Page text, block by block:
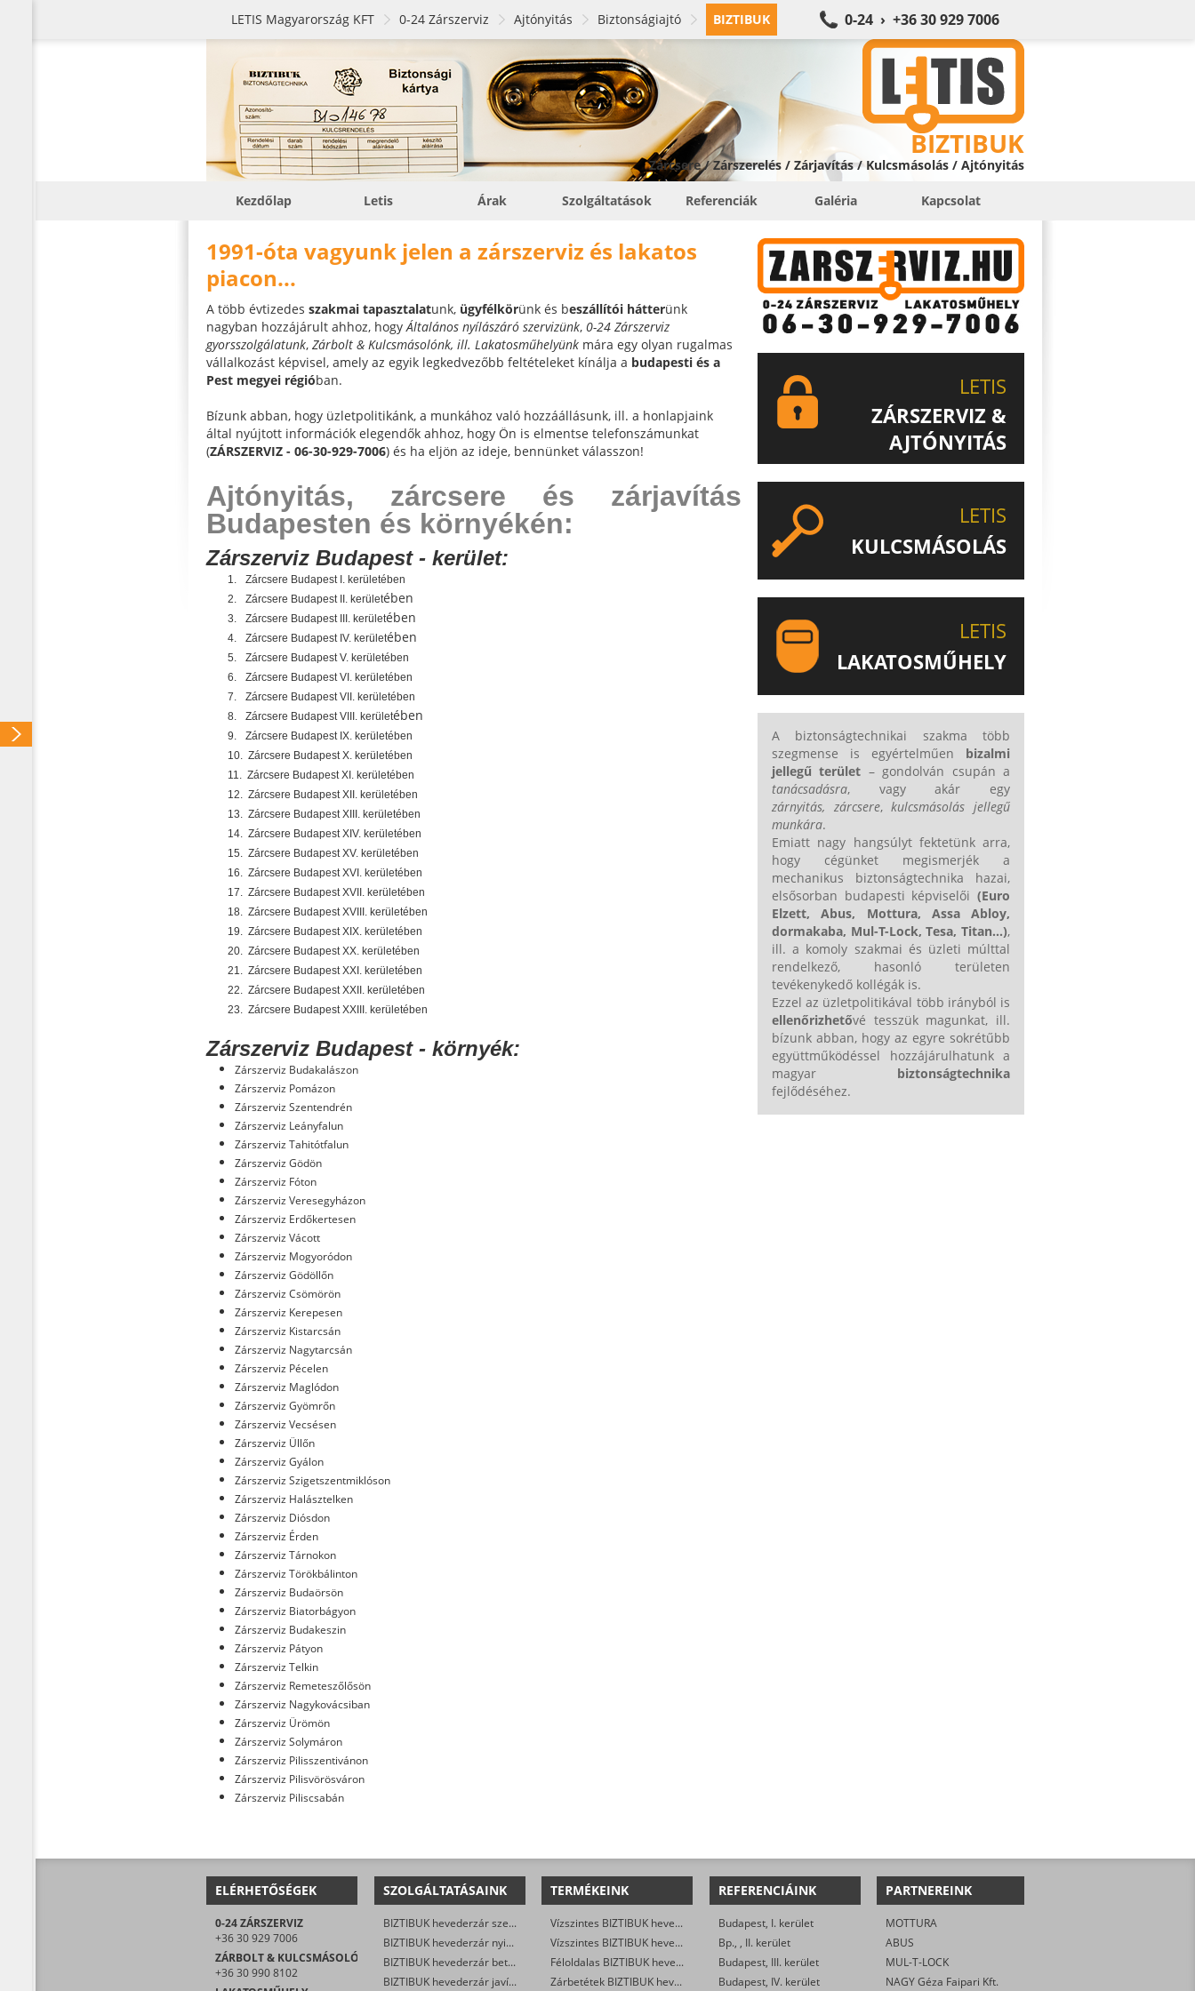
LETIS Magyarország KFT 0-24 Zárszerviz Ajtónyitás Biztonságiajtó BIZTIBUK 0-24 › +36 30 929 7006
BIZTIBUK
Zárcsere / Zárszerelés / Zárjavítás / Kulcsmásolás / Ajtónyitás
Kezdőlap Letis Árak Szolgáltatások Referenciák Galéria Kapcsolat
1991-óta vagyunk jelen a zárszerviz és lakatos
piacon...
A több évtizedes szakmai tapasztalatunk, ügyfélkörünk és beszállítói hátterünk
nagyban hozzájárult ahhoz, hogyÁltalános nyílászáró szervizünk, 0-24 Zárszerviz
gyorsszolgálatunk, Zárbolt & Kulcsmásolónk, ill. Lakatosműhelyünk mára egy olyan rugalmas
vállalkozást képvisel, amely az egyik legkedvezőbb feltételeket kínálja a budapesti és a
Pest megyei régióban.
Bízunk abban, hogy üzletpolitikánk, a munkához való hozzáállásunk, ill. a honlapjaink
által nyújtott információk elegendők ahhoz, hogy Ön is elmentse telefonszámunkat
(ZÁRSZERVIZ - 06-30-929-7006) és ha eljön az ideje, bennünket válasszon!
Ajtónyitás, zárcsere és zárjavítás
Budapesten és környékén:
Zárszerviz Budapest - kerület:
1.
Zárcsere Budapest I. kerületében
2.
Zárcsere Budapest II. kerületében
3. Zárcsere Budapest III. kerületében
4. Zárcsere Budapest IV. kerületében
5.
Zárcsere Budapest V. kerületében
6.
Zárcsere Budapest VI. kerületében
7.
Zárcsere Budapest VII. kerületében
8.
Zárcsere Budapest VIII. kerületében
9.
Zárcsere Budapest IX. kerületében
10. Zárcsere Budapest X. kerületében
11. Zárcsere Budapest XI. kerületében
12. Zárcsere Budapest XII. kerületében
13. Zárcsere Budapest XIII. kerületében
14. Zárcsere Budapest XIV. kerületében
15. Zárcsere Budapest XV. kerületében
16. Zárcsere Budapest XVI. kerületében
17. Zárcsere Budapest XVII. kerületében
18. Zárcsere Budapest XVIII. kerületében
19. Zárcsere Budapest XIX. kerületében
20. Zárcsere Budapest XX. kerületében
21. Zárcsere Budapest XXI. kerületében
22. Zárcsere Budapest XXII. kerületében
23. Zárcsere Budapest XXIII. kerületében
Zárszerviz Budapest - környék:
Zárszerviz Budakalászon
Zárszerviz Pomázon
Zárszerviz Szentendrén
Zárszerviz Leányfalun
Zárszerviz Tahitótfalun
Zárszerviz Gödön
Zárszerviz Fóton
Zárszerviz Veresegyházon
Zárszerviz Erdőkertesen
Zárszerviz Vácott
Zárszerviz Mogyoródon
Zárszerviz Gödöllőn
Zárszerviz Csömörön
Zárszerviz Kerepesen
Zárszerviz Kistarcsán
Zárszerviz Nagytarcsán
Zárszerviz Pécelen
Zárszerviz Maglódon
Zárszerviz Gyömrőn
Zárszerviz Vecsésen
Zárszerviz Üllőn
Zárszerviz Gyálon
Zárszerviz Szigetszentmiklóson
Zárszerviz Halásztelken
Zárszerviz Diósdon
Zárszerviz Érden
Zárszerviz Tárnokon
Zárszerviz Törökbálinton
Zárszerviz Budaörsön
Zárszerviz Biatorbágyon
Zárszerviz Budakeszin
Zárszerviz Pátyon
Zárszerviz Telkin
Zárszerviz Remeteszőlősön
Zárszerviz Nagykovácsiban
Zárszerviz Ürömön
Zárszerviz Solymáron
Zárszerviz Pilisszentivánon
Zárszerviz Pilisvörösváron
Zárszerviz Piliscsabán
LETIS
ZÁRSZERVIZ &
AJTÓNYITÁS
ISMERJE MEG EGYEDÜLÁLLÓ
SZOLGÁLTATÁSUNKAT!
LETIS
KULCSMÁSOLÁS
LETIS
LAKATOSMŰHELY
A biztonságtechnikai szakma több
szegmense is egyértelműen bizalmi
jellegű terület – gondolván csupán a
tanácsadásra, vagy akár egy
zárnyitás, zárcsere,kulcsmásolás jellegű
munkára.
Emiatt nagy hangsúlyt fektetünk arra,
hogy cégünket megismerjék a
mechanikus biztonságtechnika hazai,
elsősorban budapesti képviselői (Euro
Elzett,Abus, Mottura, Assa Abloy,
dormakaba, Mul-T-Lock,Tesa, Titan...),
ill. a komoly szakmai és üzleti múlttal
rendelkező, hasonló területen
tevékenykedő kollégák is.
Ezzel az üzletpolitikával több irányból is
ellenőrizhetővé tesszük magunkat, ill.
bízunk abban, hogy az egyre sokrétűbb
együttműködéssel hozzájárulhatunk a
magyar biztonságtechnika
fejlődéséhez.
ELÉRHETŐSÉGEK
0-24 ZÁRSZERVIZ
+36 30 929 7006
ZÁRBOLT & KULCSMÁSOLÓ
+36 30 990 8102
SZOLGÁLTATÁSAINK
BIZTIBUK hevederzár szerelés
BIZTIBUK hevederzár nyitás
BIZTIBUK hevederzár betét csere
BIZTIBUK hevederzár javítás
TERMÉKEINK
Vízszintes BIZTIBUK hevederzár egyszárnyú ajtóra
Vízszintes BIZTIBUK hevederzár kétszárnyú ajtóra
Féloldalas BIZTIBUK hevederzár
Zárbetétek BIZTIBUK hevederzárba
REFERENCIÁINK
Budapest, I. kerület
Bp., , II. kerület
Budapest, III. kerület
Budapest, IV. kerület
PARTNEREINK
MOTTURA
ABUS
MUL-T-LOCK
NAGY Géza Faipari Kft.